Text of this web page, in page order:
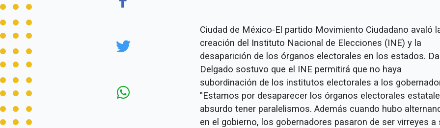
Ciudad de México-El partido Movimiento Ciudadano avaló
creación del Instituto Nacional de Elecciones (INE) y la
desaparición de los órganos electorales en los estados.
Delgado sostuvo que el INE permitirá que no haya
subordinación de los institutos electorales a los
"Estamos por desaparecer los órganos electorales
absurdo tener paralelismos. Además cuando hubo
en el gobierno, los gobernadores pasaron de ser virreyes a